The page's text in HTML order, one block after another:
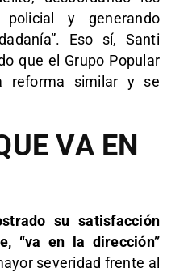
y generando
Eso sí, Santi
que el Grupo Popular
reforma similar y se
VA EN
su satisfacción
“va en la dirección”
severidad frente al